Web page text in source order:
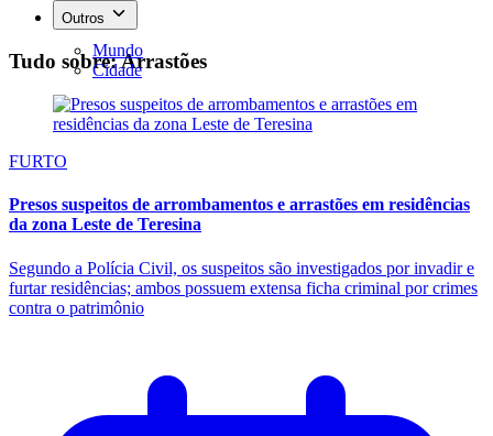
Outros
Mundo
Cidade
Tudo sobre: Arrastões
FURTO
Presos suspeitos de arrombamentos e arrastões em residências
da zona Leste de Teresina
Segundo a Polícia Civil, os suspeitos são investigados por invadir e
furtar residências; ambos possuem extensa ficha criminal por crimes
contra o patrimônio